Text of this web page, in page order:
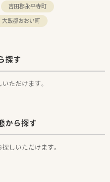
吉田郡永平寺町
大飯郡おおい町
探す
ただけます。
から探す
しいただけます。